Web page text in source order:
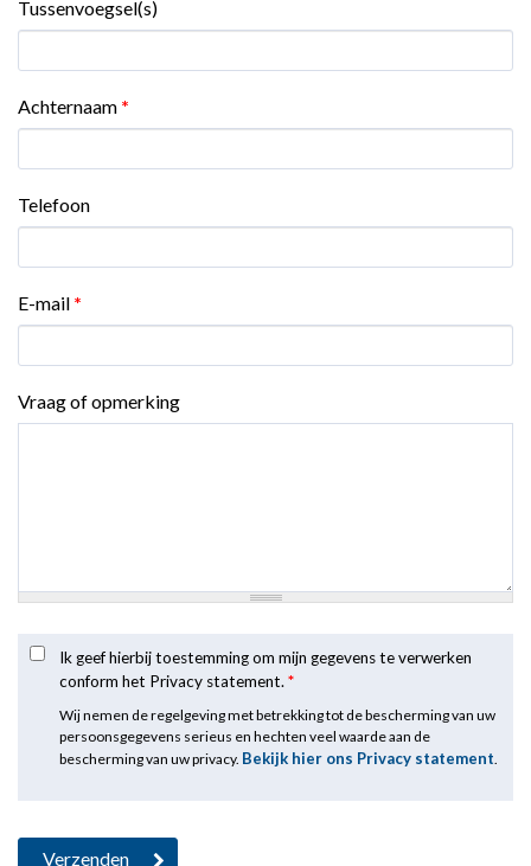
Tussenvoegsel(s)
Achternaam *
Telefoon
E-mail *
Vraag of opmerking
Ik geef hierbij toestemming om mijn gegevens te verwerken
conform het Privacy statement.*
Wij nemen de regelgeving met betrekking tot de bescherming van uw
persoonsgegevens serieus en hechten veel waarde aan de
bescherming van uw privacy. Bekijk hier ons Privacy statement.